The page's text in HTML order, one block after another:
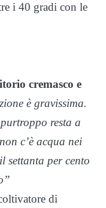
i 40 gradi con le
cremasco e
è gravissima.
resta a
c’è acqua nei
settanta per cento
di